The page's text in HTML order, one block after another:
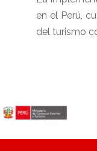
en el Perú,
del turismo